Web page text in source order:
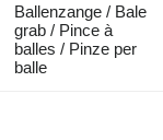
Ballenzange / Bale
grab / Pince à
balles / Pinze per
balle